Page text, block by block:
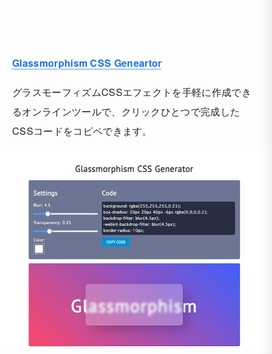
Glassmorphism CSS Geneartor
グラスモーフィズムCSSエフェクトを手軽に作成でき
るオンラインツールで、クリックひとつで完成した
CSSコードをコピペできます。